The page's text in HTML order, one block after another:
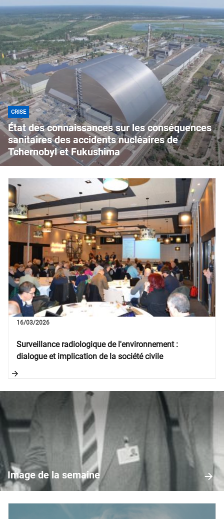
CRISE
État des connaissances sur les conséquences
sanitaires des accidents nucléaires de
Tchernobyl et Fukushima
Image de la semaine
Image
de
semaine
Surveillance radiologique de l'environnement :
dialogue et implication de la société civile
16/03/2026